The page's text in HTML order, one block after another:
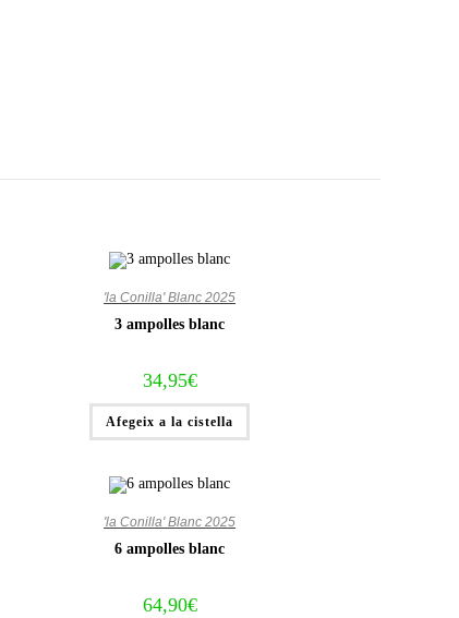
'la Conilla' Blanc 2025
3 ampolles blanc
34,95€
Afegeix a la cistella
'la Conilla' Blanc 2025
6 ampolles blanc
64,90€